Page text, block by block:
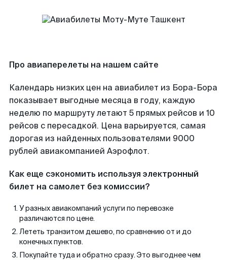
Про авиаперелеты на нашем сайте
Календарь низких цен на авиабилет из Бора-Бора
показывает выгодные месяца в году, каждую
неделю по маршруту летают 5 прямых рейсов и 10
рейсов с пересадкой. Цена варьируется, самая
дорогая из найденных пользователями 9000
рублей авиакомпанией Аэрофлот.
Как еще сэкономить используя электронный
билет на самолет без комиссии?
У разных авиакомпаний услуги по перевозке
различаются по цене.
Лететь транзитом дешево, по сравнению от и до
конечных пунктов.
Покупайте туда и обратно сразу. Это выгоднее чем